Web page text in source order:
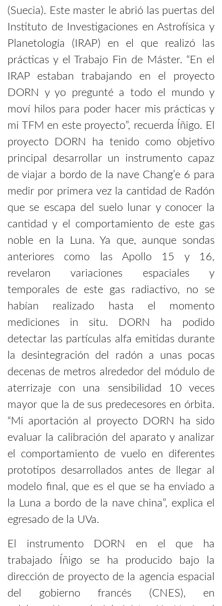
(Suecia). Este master le abrió las puertas del
Instituto de Investigaciones en Astrofísica y
Planetología (IRAP) en el que realizó las
prácticas y el Trabajo Fin de Máster. “En el
IRAP estaban trabajando en el proyecto
DORN y yo pregunté a todo el mundo y
moví hilos para poder hacer mis prácticas y
mi TFM en este proyecto”, recuerda Íñigo. El
proyecto DORN ha tenido como objetivo
principal desarrollar un instrumento capaz
de viajar a bordo de la nave Chang’e 6 para
medir por primera vez la cantidad de Radón
que se escapa del suelo lunar y conocer la
cantidad y el comportamiento de este gas
noble en la Luna. Ya que, aunque sondas
anteriores como las Apollo 15 y 16,
revelaron variaciones espaciales y
temporales de este gas radiactivo, no se
habían realizado hasta el momento
mediciones in situ. DORN ha podido
detectar las partículas alfa emitidas durante
la desintegración del radón a unas pocas
decenas de metros alrededor del módulo de
aterrizaje con una sensibilidad 10 veces
mayor que la de sus predecesores en órbita.
“Mi aportación al proyecto DORN ha sido
evaluar la calibración del aparato y analizar
el comportamiento de vuelo en diferentes
prototipos desarrollados antes de llegar al
modelo final, que es el que se ha enviado a
la Luna a bordo de la nave china”, explica el
egresado de la UVa.
El instrumento DORN en el que ha
trabajado Íñigo se ha producido bajo la
dirección de proyecto de la agencia espacial
del gobierno francés (CNES), en